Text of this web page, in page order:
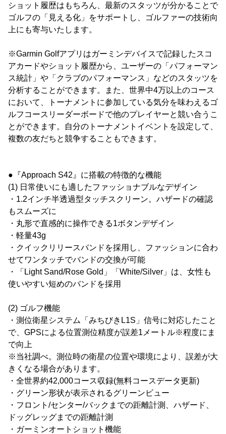
ショット履歴はもちろん、最新のスタッツが分かることで
ゴルフの「見える化」をサポートし、ゴルファーの技術向
上にも寄与いたします。
※Garmin Golfアプリはガーミンデバイスで記録したスコ
アカードやショット履歴から、ユーザーの「パフォーマン
ス統計」や「クラブのパフォーマンス」などのスタッツを
分析することができます。また、世界中4万以上のコース
において、トーナメントに参加している気分を味わえるゴ
ルフコースリーダーボードで他のプレイヤーと競い合うこ
とができます。自分のトーナメントイベントを設定して、
複数の友だちと競争することもできます。
●『Approach S42』に搭載の特徴的な機能
(1) 日常使いにも適したファッショナブルなデザイン
・1.2インチ半透過型タッチスクリーン。ハザードの確認
もスムーズに
・丸形で直感的に操作できる1ボタンデザイン
・軽量43g
・クイックリリースバンドを採用し、ファッションに合わ
せてワンタッチでバンドの交換が可能
・「Light Sand/Rose Gold」「White/Silver」は、女性も
使いやすい短めのバンドを採用
(2) ゴルフ機能
・測位衛星システム「みちびきL1S」信号に対応したこと
で、GPSによる位置測位精度が誤差1メートル※程度にま
で向上
※当社調べ。測位時の衛星の位置や環境により、誤差が大
きくなる場合があります。
・全世界約42,000コース収録(無料コースデータ更新)
・グリーン形状が表示されるグリーンビュー
・フロント/センター/バックまでの距離計測、ハザード、
ドッグレッグまでの距離計測
・ガーミンオートショット機能